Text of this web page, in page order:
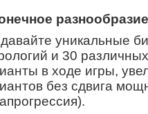
разнообразие
уникальные
и 30
в ходе игры,
без сдвига